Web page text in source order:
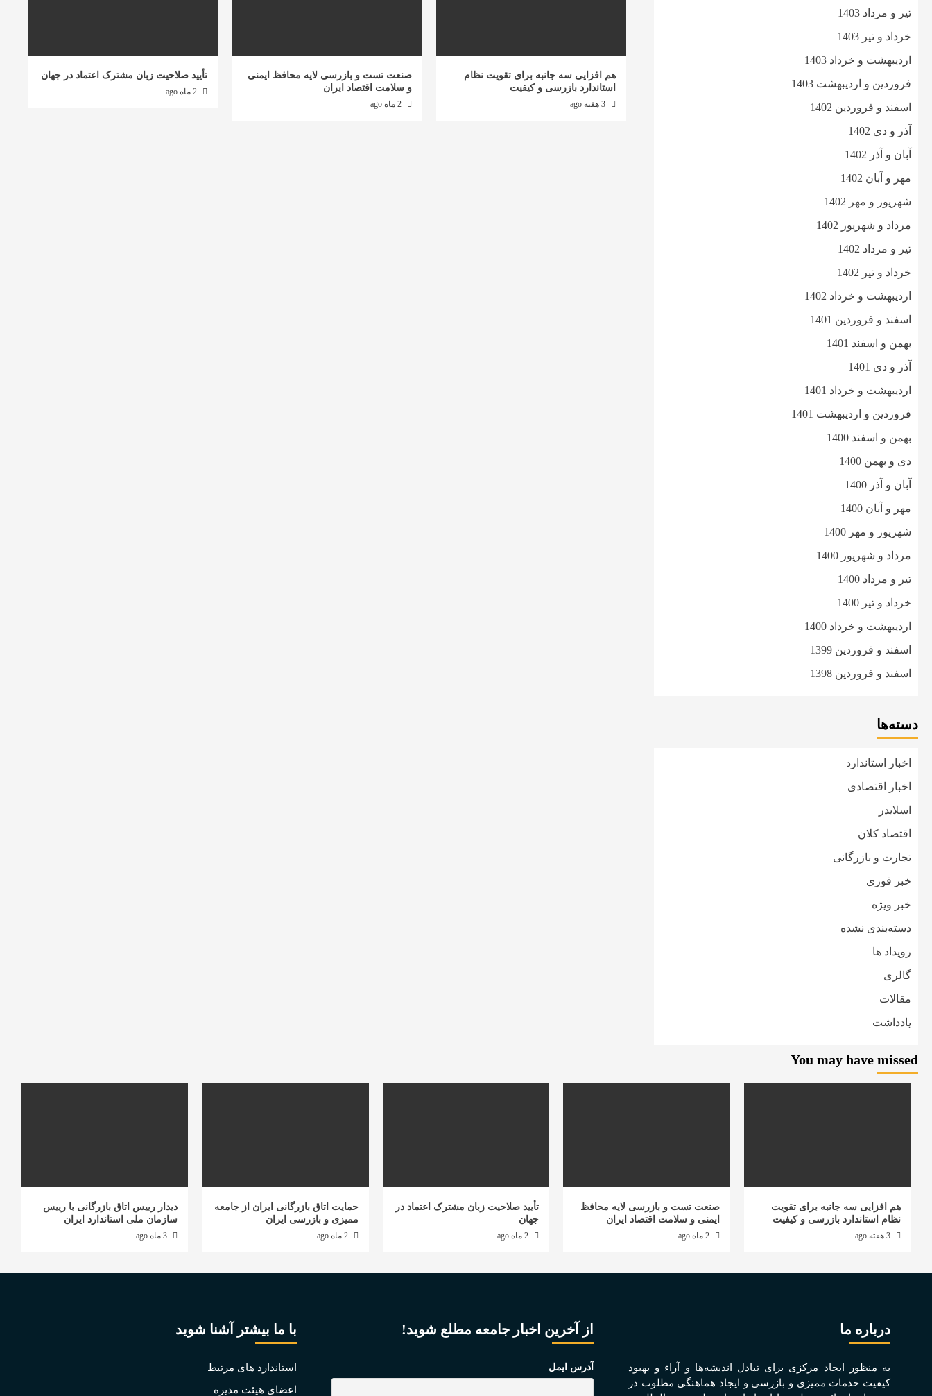
هم افزایی سه جانبه برای تقویت نظام
استاندارد بازرسی و کیفیت
3 هفته ago
صنعت تست و بازرسی لایه محافظ ایمنی
و سلامت اقتصاد ایران
2 ماه ago
تأیید صلاحیت زبان مشترک اعتماد در جهان
تیر و مرداد 1403
خرداد و تیر 1403
اردیبهشت و خرداد 1403
فروردین و اردیبهشت 1403
اسفند و فروردین 1402
آذر و دی 1402
آبان و آذر 1402
مهر و آبان 1402
شهریور و مهر 1402
مرداد و شهریور 1402
تیر و مرداد 1402
خرداد و تیر 1402
اردیبهشت و خرداد 1402
اسفند و فروردین 1401
بهمن و اسفند 1401
آذر و دی 1401
اردیبهشت و خرداد 1401
فروردین و اردیبهشت 1401
بهمن و اسفند 1400
دی و بهمن 1400
آبان و آذر 1400
مهر و آبان 1400
شهریور و مهر 1400
مرداد و شهریور 1400
تیر و مرداد 1400
خرداد و تیر 1400
اردیبهشت و خرداد 1400
اسفند و فروردین 1399
اسفند و فروردین 1398
دسته‌ها
اخبار استاندارد
اخبار اقتصادی
اسلایدر
اقتصاد کلان
تجارت و بازرگانی
خبر فوری
خبر ویژه
دسته‌بندی نشده
رویداد ها
گالری
مقالات
یادداشت
You may have missed
هم افزایی سه جانبه برای تقویت
نظام استاندارد بازرسی و کیفیت
صنعت تست و بازرسی لایه محافظ
ایمنی و سلامت اقتصاد ایران
تأیید صلاحیت زبان مشترک اعتماد در
جهان
حمایت اتاق بازرگانی ایران از جامعه
ممیزی و بازرسی ایران
2 ماه ago
دیدار رییس اتاق بازرگانی با رییس
سازمان ملی استاندارد ایران
3 ماه ago
درباره ما
به منظور ايجاد مرکزی برای تبادل انديشه‌ها و آراء و بهبود
کيفيت خدمات مميزی و بازرسی و ايجاد هماهنگی مطلوب در
از آخرین اخبار جامعه مطلع شوید!
آدرس ایمل
با ما بیشتر آشنا شوید
استاندارد های مرتبط
اعضای هیئت مدیره